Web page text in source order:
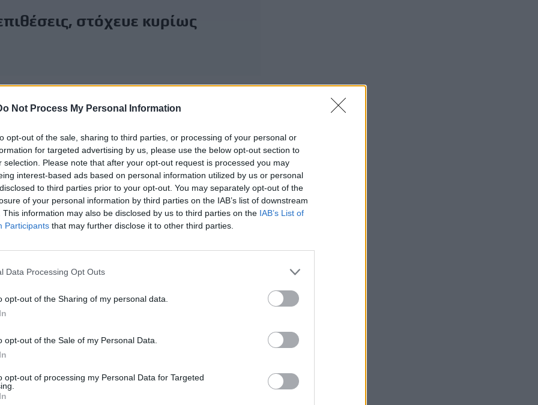
Not Process My Personal Information
opt-out of the sale, sharing to third parties, or processing of your personal or
for targeted advertising by us, please use the below opt-out section to
selection. Please note that after your opt-out request is processed you may
interest-based ads based on personal information utilized by us or personal
to third parties prior to your opt-out. You may separately opt-out of the
of your personal information by third parties on the IAB’s list of downstream
This information may also be disclosed by us to third parties on the IAB’s List of
Participants that may further disclose it to other third parties.
Data Processing Opt Outs
opt-out of the Sharing of my personal data.
opt-out of the Sale of my Personal Data.
opt-out of processing my Personal Data for Targeted
στόχευε κυρίως
πλησίαζε τα θύματα και από κοντινή απόσταση
το πρόσωπο, πριν απομακρυνθεί.
μεσημέρι της Κυριακής στην οδό Τατοΐου, όπου μία
με πληροφορίες, υπέστη εκτεταμένα τραύματα στο
δόντια, θλαστικά τραύματα και αιμάτωμα στη
αιφνιδιαστικές επιθέσεις που διαρκούσαν λίγα
αντίδρασης. Σε άλλη περίπτωση, νεαρή γυναίκα
την τελευταία στιγμή χτύπημα στο κεφάλι.
με καταγωγή από το Πακιστάν εργαζόταν
Κατά τις επιθέσεις φορούσε κράνος, ενώ μέχρι